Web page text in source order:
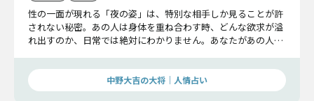
性の一面が現れる「夜の姿」は、特別な相手しか見ることが許
されない秘密。あの人は身体を重ね合わす時、どんな欲求が溢
れ出すのか、日常では絶対にわかりません。あなたがあの人と
ことができるのかお伝えいたします。
中野大吉の大将｜人情占い